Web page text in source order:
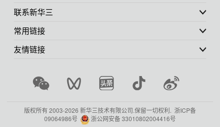
联系新华三
常用链接
友情链接
版权所有 2003-2026 新华三技术有限公司.保留一切权利. 浙ICP备
09064986号
浙公网安备 33010802004416号